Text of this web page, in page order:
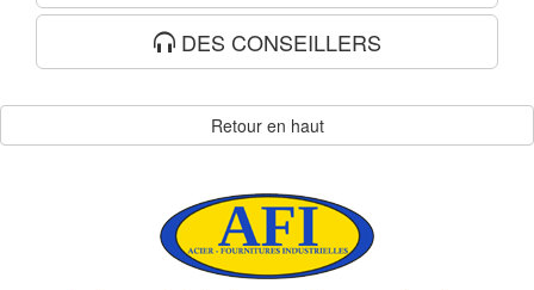
DES CONSEILLERS
Retour en haut